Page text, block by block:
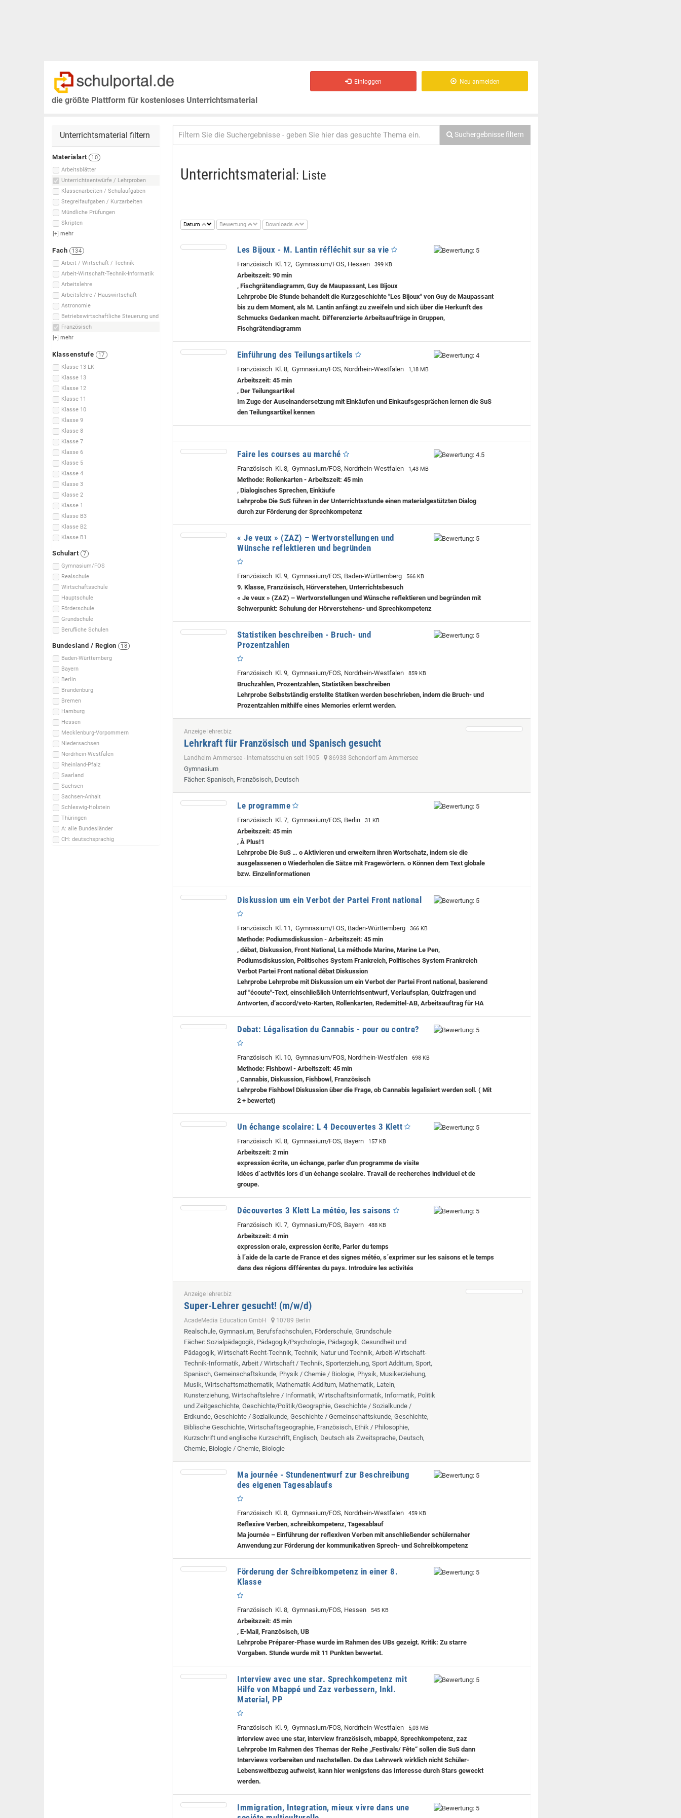
die größte Plattform für kostenloses Unterrichtsmaterial
Einloggen Neu anmelden
Unterrichtsmaterial filtern
Materialart
10
Arbeitsblätter
Unterrichtsentwürfe / Lehrproben
Klassenarbeiten / Schulaufgaben
Stegreifaufgaben / Kurzarbeiten
Mündliche Prüfungen
Skripten
[+] mehr
Fach
134
Arbeit / Wirtschaft / Technik
Arbeit-Wirtschaft-Technik-Informatik
Arbeitslehre
Arbeitslehre / Hauswirtschaft
Astronomie
Betriebswirtschaftliche Steuerung und
Französisch
[+] mehr
Klassenstufe
17
Klasse 13 LK
Klasse 13
Klasse 12
Klasse 11
Klasse 10
Klasse 9
Klasse 8
Klasse 7
Klasse 6
Klasse 5
Klasse 4
Klasse 3
Klasse 2
Klasse 1
Klasse B3
Klasse B2
Klasse B1
Schulart
7
Gymnasium/FOS
Realschule
Wirtschaftsschule
Hauptschule
Förderschule
Grundschule
Berufliche Schulen
Bundesland / Region
18
Baden-Württemberg
Bayern
Berlin
Brandenburg
Bremen
Hamburg
Hessen
Mecklenburg-Vorpommern
Niedersachsen
Nordrhein-Westfalen
Rheinland-Pfalz
Saarland
Sachsen
Sachsen-Anhalt
Schleswig-Holstein
Thüringen
A: alle Bundesländer
CH: deutschsprachig
Suchergebnisse filtern
Unterrichtsmaterial : Liste
Datum Bewertung Downloads
Les Bijoux - M. Lantin réfléchit sur sa vie
Französisch Kl. 12, Gymnasium/FOS, Hessen 399 KB
Arbeitszeit: 90 min
, Fischgrätendiagramm, Guy de Maupassant, Les Bijoux
Lehrprobe Die Stunde behandelt die Kurzgeschichte "Les Bijoux" von Guy de Maupassant
bis zu dem Moment, als M. Lantin anfängt zu zweifeln und sich über die Herkunft des
Schmucks Gedanken macht. Differenzierte Arbeitsaufträge in Gruppen,
Fischgrätendiagramm
Einführung des Teilungsartikels
Französisch Kl. 8, Gymnasium/FOS, Nordrhein-Westfalen 1,18 MB
Arbeitszeit: 45 min
, Der Teilungsartikel
Im Zuge der Auseinandersetzung mit Einkäufen und Einkaufsgesprächen lernen die SuS
den Teilungsartikel kennen
Faire les courses au marché
Französisch Kl. 8, Gymnasium/FOS, Nordrhein-Westfalen 1,43 MB
Methode: Rollenkarten - Arbeitszeit: 45 min
, Dialogisches Sprechen, Einkäufe
Lehrprobe Die SuS führen in der Unterrichtsstunde einen materialgestützten Dialog
durch zur Förderung der Sprechkompetenz
« Je veux » (ZAZ) – Wertvorstellungen und
Wünsche reflektieren und begründen
Französisch Kl. 9, Gymnasium/FOS, Baden-Württemberg 566 KB
9. Klasse, Französisch, Hörverstehen, Unterrichtsbesuch
« Je veux » (ZAZ) – Wertvorstellungen und Wünsche reflektieren und begründen mit
Schwerpunkt: Schulung der Hörverstehens- und Sprechkompetenz
Statistiken beschreiben - Bruch- und
Prozentzahlen
Französisch Kl. 9, Gymnasium/FOS, Nordrhein-Westfalen 859 KB
Bruchzahlen, Prozentzahlen, Statistiken beschreiben
Lehrprobe Selbstständig erstellte Statiken werden beschrieben, indem die Bruch- und
Prozentzahlen mithilfe eines Memories erlernt werden.
Anzeige lehrer.biz
Lehrkraft für Französisch und Spanisch gesucht
Landheim Ammersee - Internatsschulen seit 1905 86938 Schondorf am Ammersee
Gymnasium
Fächer: Spanisch, Französisch, Deutsch
Le programme
Französisch Kl. 7, Gymnasium/FOS, Berlin 31 KB
Arbeitszeit: 45 min
, À Plus!1
Lehrprobe Die SuS … o Aktivieren und erweitern ihren Wortschatz, indem sie die
ausgelassenen o Wiederholen die Sätze mit Fragewörtern. o Können dem Text globale
bzw. Einzelinformationen
Diskussion um ein Verbot der Partei Front national
Französisch Kl. 11, Gymnasium/FOS, Baden-Württemberg 366 KB
Methode: Podiumsdiskussion - Arbeitszeit: 45 min
, débat, Diskussion, Front National, La méthode Marine, Marine Le Pen,
Podiumsdiskussion, Politisches System Frankreich, Politisches System Frankreich
Verbot Partei Front national débat Diskussion
Lehrprobe Lehrprobe mit Diskussion um ein Verbot der Partei Front national, basierend
auf "écoute"-Text, einschließlich Unterrichtsentwurf, Verlaufsplan, Quizfragen und
Antworten, d’accord/veto-Karten, Rollenkarten, Redemittel-AB, Arbeitsauftrag für HA
Debat: Légalisation du Cannabis - pour ou contre?
Französisch Kl. 10, Gymnasium/FOS, Nordrhein-Westfalen 698 KB
Methode: Fishbowl - Arbeitszeit: 45 min
, Cannabis, Diskussion, Fishbowl, Französisch
Lehrprobe Fishbowl Diskussion über die Frage, ob Cannabis legalisiert werden soll. ( Mit
2 + bewertet)
Un échange scolaire: L 4 Decouvertes 3 Klett
Französisch Kl. 8, Gymnasium/FOS, Bayern 157 KB
Arbeitszeit: 2 min
expression écrite, un échange, parler d'un programme de visite
Idées d´activités lors d´un échange scolaire. Travail de recherches individuel et de
groupe.
Découvertes 3 Klett La météo, les saisons
Französisch Kl. 7, Gymnasium/FOS, Bayern 488 KB
Arbeitszeit: 4 min
expression orale, expression écrite, Parler du temps
à l´aide de la carte de France et des signes météo, s´exprimer sur les saisons et le temps
dans des régions différentes du pays. Introduire les activités
Anzeige lehrer.biz
Super-Lehrer gesucht! (m/w/d)
AcadeMedia Education GmbH 10789 Berlin
Realschule, Gymnasium, Berufsfachschulen, Förderschule, Grundschule
Fächer: Sozialpädagogik, Pädagogik/Psychologie, Pädagogik, Gesundheit und
Pädagogik, Wirtschaft-Recht-Technik, Technik, Natur und Technik, Arbeit-Wirtschaft-
Technik-Informatik, Arbeit / Wirtschaft / Technik, Sporterziehung, Sport Additum, Sport,
Spanisch, Gemeinschaftskunde, Physik / Chemie / Biologie, Physik, Musikerziehung,
Musik, Wirtschaftsmathematik, Mathematik Additum, Mathematik, Latein,
Kunsterziehung, Wirtschaftslehre / Informatik, Wirtschaftsinformatik, Informatik, Politik
und Zeitgeschichte, Geschichte/Politik/Geographie, Geschichte / Sozialkunde /
Erdkunde, Geschichte / Sozialkunde, Geschichte / Gemeinschaftskunde, Geschichte,
Biblische Geschichte, Wirtschaftsgeographie, Französisch, Ethik / Philosophie,
Kurzschrift und englische Kurzschrift, Englisch, Deutsch als Zweitsprache, Deutsch,
Chemie, Biologie / Chemie, Biologie
Ma journée - Stundenentwurf zur Beschreibung
des eigenen Tagesablaufs
Französisch Kl. 8, Gymnasium/FOS, Nordrhein-Westfalen 459 KB
Reflexive Verben, schreibkompetenz, Tagesablauf
Ma journée – Einführung der reflexiven Verben mit anschließender schülernaher
Anwendung zur Förderung der kommunikativen Sprech- und Schreibkompetenz
Förderung der Schreibkompetenz in einer 8.
Klasse
Französisch Kl. 8, Gymnasium/FOS, Hessen 545 KB
Arbeitszeit: 45 min
, E-Mail, Französisch, UB
Lehrprobe Préparer-Phase wurde im Rahmen des UBs gezeigt. Kritik: Zu starre
Vorgaben. Stunde wurde mit 11 Punkten bewertet.
Interview avec une star. Sprechkompetenz mit
Hilfe von Mbappé und Zaz verbessern, Inkl.
Material, PP
Französisch Kl. 9, Gymnasium/FOS, Nordrhein-Westfalen 5,03 MB
interview avec une star, interview französisch, mbappé, Sprechkompetenz, zaz
Lehrprobe Im Rahmen des Themas der Reihe „Festivals/ Fête“ sollen die SuS dann
Interviews vorbereiten und nachstellen. Da das Lehrwerk wirklich nicht Schüler-
Lebensweltbezug aufweist, kann hier wenigstens das Interesse durch Stars geweckt
werden.
Immigration, Integration, mieux vivre dans une